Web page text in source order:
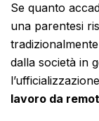
Se quanto
una parentesi
dalla società in
lavoro da